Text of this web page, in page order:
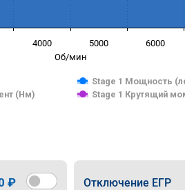
Об/мин
Stage 1 Мощность
(Нм)
Stage 1 Крутящий
4000 5000 6000
₽ Отключение ЕГР